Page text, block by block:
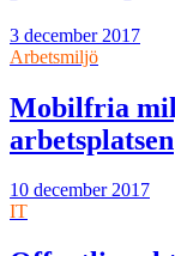
3 december 2017
Arbetsmiljö
Mobilfria
arbetsplatsen
10 december 2017
IT